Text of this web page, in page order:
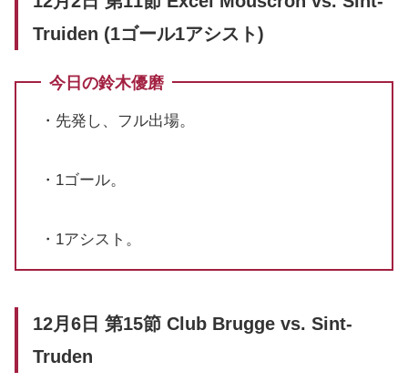
Truiden (1ゴール1アシスト)
今日の鈴木優磨
・先発し、フル出場。
・1ゴール。
・1アシスト。
12月6日 第15節 Club Brugge vs. Sint-
Truden